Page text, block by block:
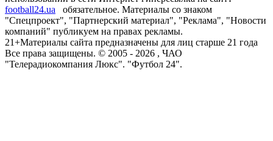
football24.ua
обязательное. Материалы со знаком
"Спецпроект", "Партнерский материал", "Реклама", "Новости
компаний" публикуем на правах рекламы.
21+Материалы сайта предназначены для лиц старше 21 года
Все права защищены. © 2005 - 2026 , ЧАО
"Телерадиокомпания Люкс". "Футбол 24".